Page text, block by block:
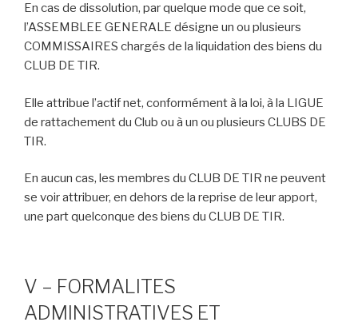
En cas de dissolution, par quelque mode que ce soit,
l’ASSEMBLEE GENERALE désigne un ou plusieurs
COMMISSAIRES chargés de la liquidation des biens du
CLUB DE TIR.
Elle attribue l’actif net, conformément à la loi, à la LIGUE
de rattachement du Club ou à un ou plusieurs CLUBS DE
TIR.
En aucun cas, les membres du CLUB DE TIR ne peuvent
se voir attribuer, en dehors de la reprise de leur apport,
une part quelconque des biens du CLUB DE TIR.
V – FORMALITES
ADMINISTRATIVES ET